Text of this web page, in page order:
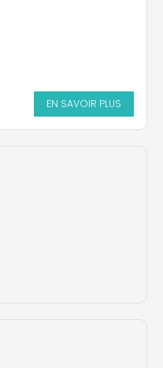
EN SAVOIR PLUS